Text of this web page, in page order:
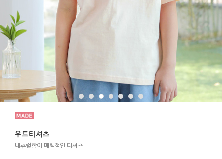
우트티셔츠
내츄럴함이 매력적인 티셔츠